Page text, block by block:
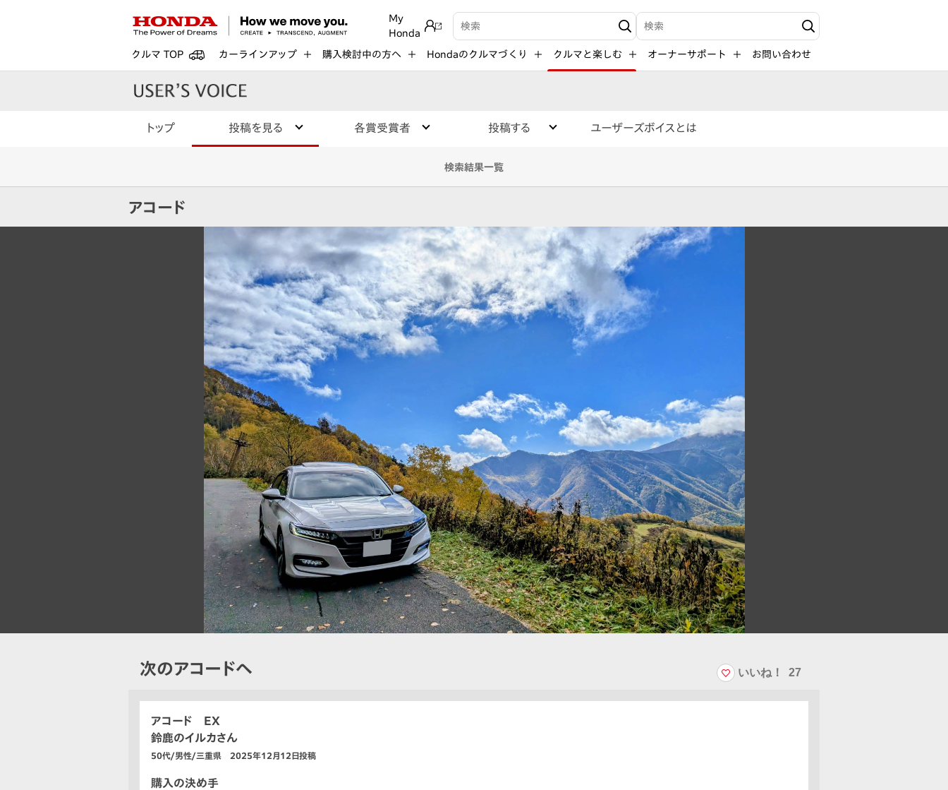
My
Honda
検索キーワード入力 検索キーワード入力
クルマ TOP カーラインアップ 購入検討中の方へ Hondaのクルマづくり クルマと楽しむ オーナーサポート お問い合わせ
トップ 投稿を見る 各賞受賞者 投稿する ユーザーズボイスとは
検索結果一覧
アコード
次のアコードへ いいね！ 27
アコード EX
鈴鹿のイルカさん
50代/男性/三重県 2025年12月12日投稿
購入の決め手